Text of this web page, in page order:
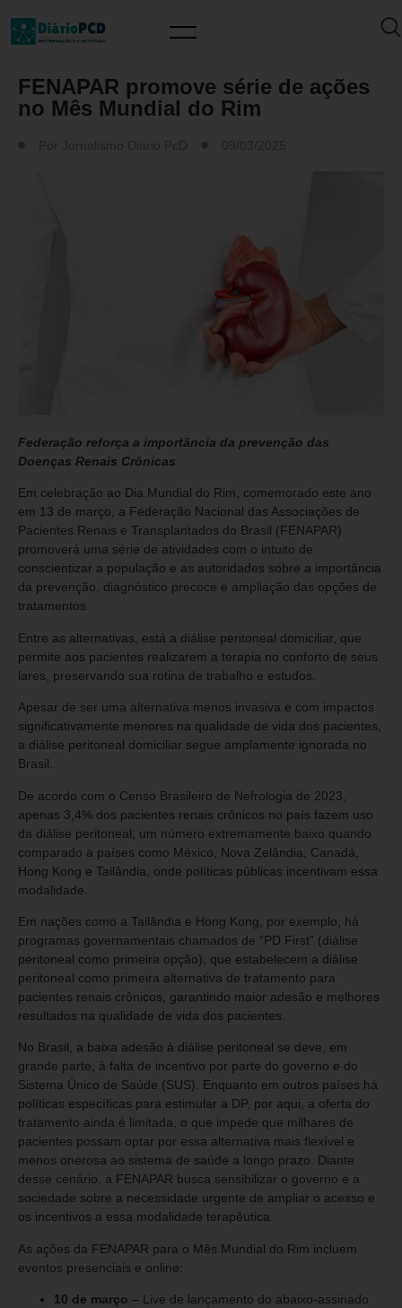
FENAPAR promove série de ações
no Mês Mundial do Rim
Federação reforça a importância da prevenção das
Doenças Renais Crônicas
Em celebração ao Dia Mundial do Rim, comemorado este ano
em 13 de março, a Federação Nacional das Associações de
Pacientes Renais e Transplantados do Brasil (FENAPAR)
promoverá uma série de atividades com o intuito de
conscientizar a população e as autoridades sobre a importância
da prevenção, diagnóstico precoce e ampliação das opções de
tratamentos.
Entre as alternativas, está a diálise peritoneal domiciliar, que
permite aos pacientes realizarem a terapia no conforto de seus
lares, preservando sua rotina de trabalho e estudos.
Apesar de ser uma alternativa menos invasiva e com impactos
significativamente menores na qualidade de vida dos pacientes,
a diálise peritoneal domiciliar segue amplamente ignorada no
Brasil.
De acordo com o Censo Brasileiro de Nefrologia de 2023,
apenas 3,4% dos pacientes renais crônicos no país fazem uso
da diálise peritoneal, um número extremamente baixo quando
comparado a países como México, Nova Zelândia, Canadá,
Hong Kong e Tailândia, onde políticas públicas incentivam essa
modalidade.
Em nações como a Tailândia e Hong Kong, por exemplo, há
programas governamentais chamados de “PD First” (diálise
peritoneal como primeira opção), que estabelecem a diálise
peritoneal como primeira alternativa de tratamento para
pacientes renais crônicos, garantindo maior adesão e melhores
resultados na qualidade de vida dos pacientes.
No Brasil, a baixa adesão à diálise peritoneal se deve, em
grande parte, à falta de incentivo por parte do governo e do
Sistema Único de Saúde (SUS). Enquanto em outros países há
políticas específicas para estimular a DP, por aqui, a oferta do
tratamento ainda é limitada, o que impede que milhares de
pacientes possam optar por essa alternativa mais flexível e
menos onerosa ao sistema de saúde a longo prazo. Diante
desse cenário, a FENAPAR busca sensibilizar o governo e a
sociedade sobre a necessidade urgente de ampliar o acesso e
os incentivos a essa modalidade terapêutica.
As ações da FENAPAR para o Mês Mundial do Rim incluem
eventos presenciais e online:
10 de março – Live de lançamento do abaixo-assinado